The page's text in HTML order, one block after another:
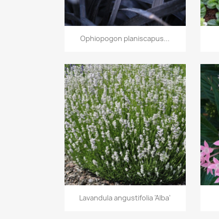
Vista rápida
Ophiopogon planiscapus...
Vista rápida
Lavandula angustifolia 'Alba'